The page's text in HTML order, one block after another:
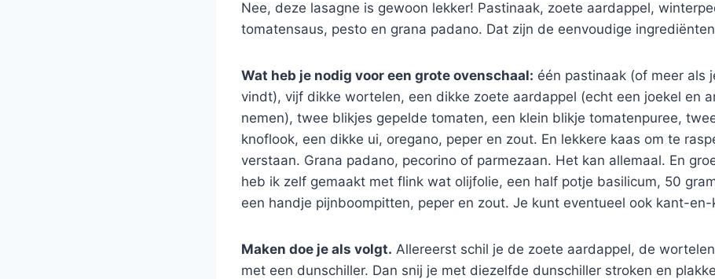
Nee, deze lasagne is gewoon lekker! Pastinaak, zoete aardappel,
tomatensaus, pesto en grana padano. Dat zijn de eenvoudige
Wat heb je nodig voor een grote ovenschaal: één pastinaak (of meer als
vindt), vijf dikke wortelen, een dikke zoete aardappel (echt een joekel en
nemen), twee blikjes gepelde tomaten, een klein blikje tomatenpuree,
knoflook, een dikke ui, oregano, peper en zout. En lekkere kaas om te
verstaan. Grana padano, pecorino of parmezaan. Het kan allemaal. En
heb ik zelf gemaakt met flink wat olijfolie, een half potje basilicum, 50
een handje pijnboompitten, peper en zout. Je kunt eventueel ook kant-
Maken doe je als volgt. Allereerst schil je de zoete aardappel, de
met een dunschiller. Dan snij je met diezelfde dunschiller stroken en